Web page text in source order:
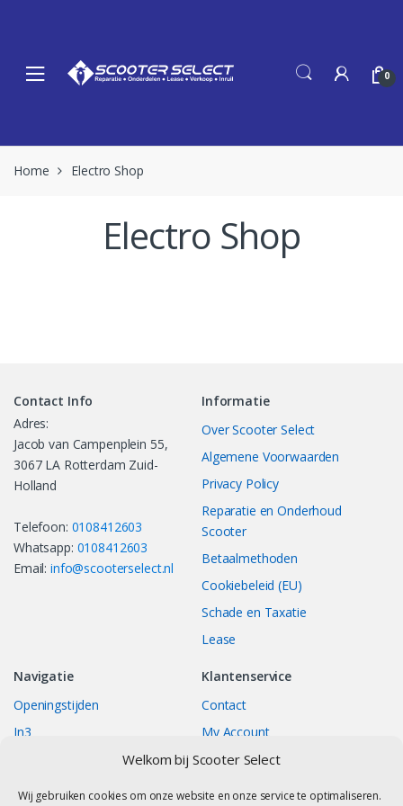
Welkom bij Scooter Select
Wij gebruiken cookies om onze website en onze service te optimaliseren.
0
Home Electro Shop
Electro Shop
Contact Info
Adres:
Jacob van Campenplein 55,
3067 LA Rotterdam Zuid-
Holland
Telefoon: 0108412603
Whatsapp: 0108412603
Email:info@scooterselect.nl
Informatie
Over Scooter Select
Algemene Voorwaarden
Privacy Policy
Reparatie en Onderhoud
Scooter
Betaalmethoden
Cookiebeleid (EU)
Schade en Taxatie
Lease
Navigatie
Openingstijden
In3
Klantenservice
Contact
My Account
Track your Order